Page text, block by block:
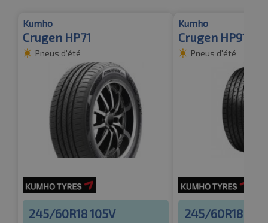
Kumho
Crugen HP71
Pneus d'été
245/60R18 105V
Kumho
Crugen HP91 TL
Pneus d'été
245/60R18